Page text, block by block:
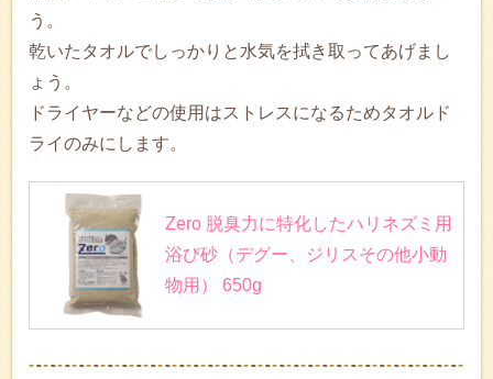
う。
乾いたタオルでしっかりと水気を拭き取ってあげまし
ょう。
ドライヤーなどの使用はストレスになるためタオルド
ライのみにします。
Zero 脱臭力に特化したハリネズミ用
浴び砂（デグー、ジリスその他小動
物用） 650g